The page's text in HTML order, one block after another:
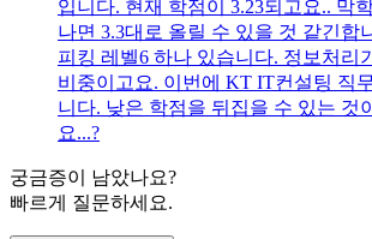
입니다. 현재 학점이 3.23되고요.. 막
나면 3.3대로 올릴 수 있을 것 같긴합
피킹 레벨6 하나 있습니다. 정보처리
비중이고요. 이번에 KT IT컨설팅 직
니다. 낮은 학점을 뒤집을 수 있는 것
요...?
궁금증이 남았나요?
빠르게 질문하세요.